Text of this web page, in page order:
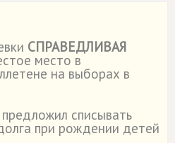
СПРАВЕДЛИВАЯ
место в
на выборах в
предложил списывать
при рождении детей